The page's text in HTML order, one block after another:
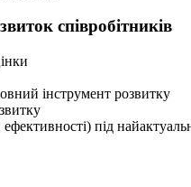
співробітників
інструмент розвитку
під